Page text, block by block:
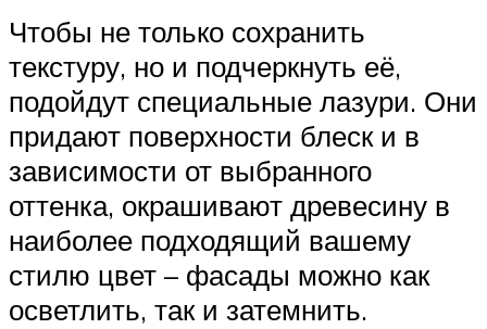
Чтобы не только сохранить
текстуру, но и подчеркнуть её,
подойдут специальные лазури. Они
придают поверхности блеск и в
зависимости от выбранного
оттенка, окрашивают древесину в
наиболее подходящий вашему
стилю цвет – фасады можно как
осветлить, так и затемнить.